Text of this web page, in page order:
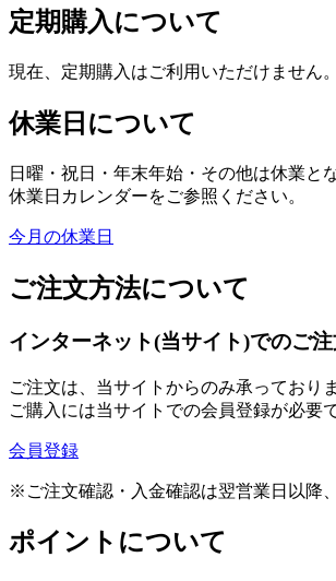
定期購入について
現在、定期購入はご利用いただけません
休業日について
日曜・祝日・年末年始・その他は休業と
休業日カレンダーをご参照ください。
今月の休業日
ご注文方法について
インターネット(当サイト)でのご
ご注文は、当サイトからのみ承っており
ご購入には当サイトでの会員登録が必要
会員登録
※ご注文確認・入金確認は翌営業日以降
ポイントについて